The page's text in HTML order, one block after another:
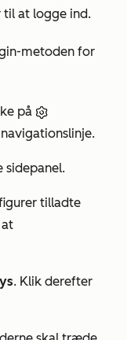
til at logge ind.
metoden for
på
sidepanel.
tilladte
. Klik derefter